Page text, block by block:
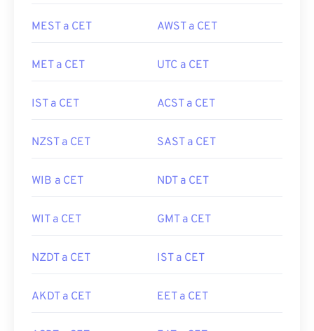
MEST a CET AWST a CET
MET a CET UTC a CET
IST a CET ACST a CET
NZST a CET SAST a CET
WIB a CET NDT a CET
WIT a CET GMT a CET
NZDT a CET IST a CET
AKDT a CET EET a CET